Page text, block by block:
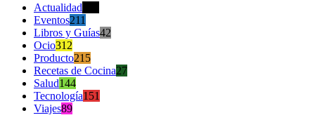
Actualidad
Eventos211
Libros y Guías42
Ocio312
Producto215
Recetas de Cocina27
Salud144
Tecnología151
Viajes89